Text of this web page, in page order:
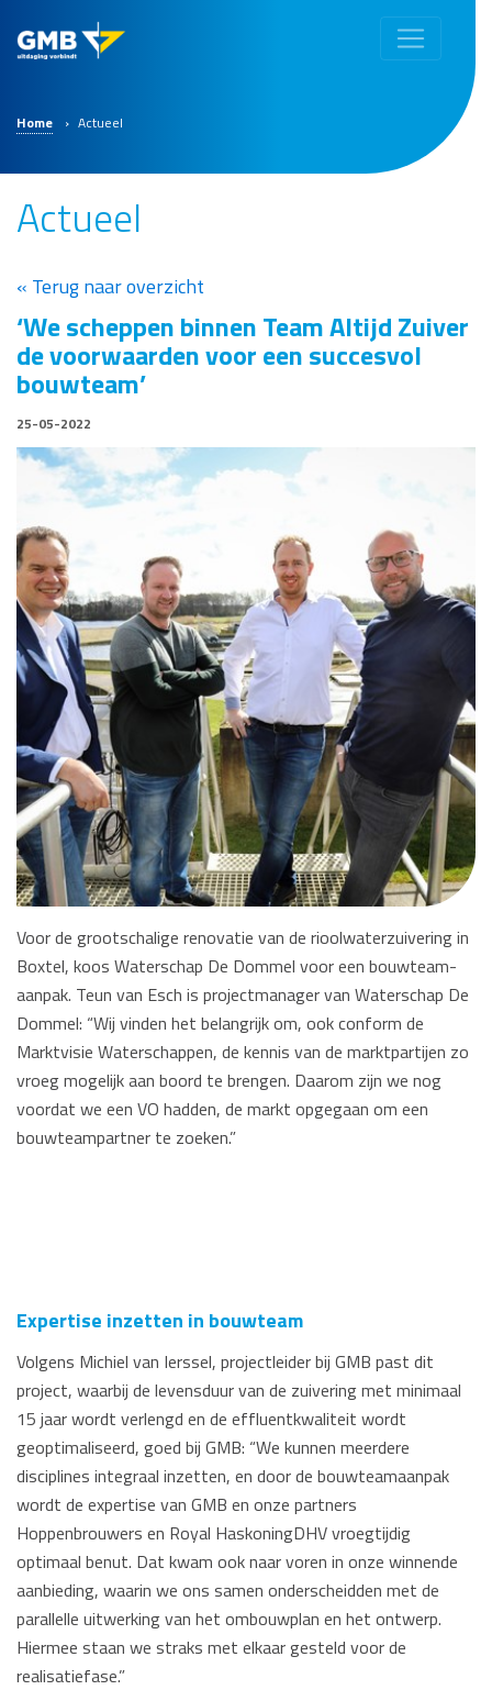
Home › Actueel
Actueel
« Terug naar overzicht
‘We scheppen binnen Team Altijd Zuiver
de voorwaarden voor een succesvol
bouwteam’
25-05-2022
Voor de grootschalige renovatie van de rioolwaterzuivering in
Boxtel, koos Waterschap De Dommel voor een bouwteam-
aanpak. Teun van Esch is projectmanager van Waterschap De
Dommel: “Wij vinden het belangrijk om, ook conform de
Marktvisie Waterschappen, de kennis van de marktpartijen zo
vroeg mogelijk aan boord te brengen. Daarom zijn we nog
voordat we een VO hadden, de markt opgegaan om een
bouwteampartner te zoeken.”
Expertise inzetten in bouwteam
Volgens Michiel van Ierssel, projectleider bij GMB past dit
project, waarbij de levensduur van de zuivering met minimaal
15 jaar wordt verlengd en de effluentkwaliteit wordt
geoptimaliseerd, goed bij GMB: “We kunnen meerdere
disciplines integraal inzetten, en door de bouwteamaanpak
wordt de expertise van GMB en onze partners
Hoppenbrouwers en Royal HaskoningDHV vroegtijdig
optimaal benut. Dat kwam ook naar voren in onze winnende
aanbieding, waarin we ons samen onderscheidden met de
parallelle uitwerking van het ombouwplan en het ontwerp.
Hiermee staan we straks met elkaar gesteld voor de
realisatiefase.”